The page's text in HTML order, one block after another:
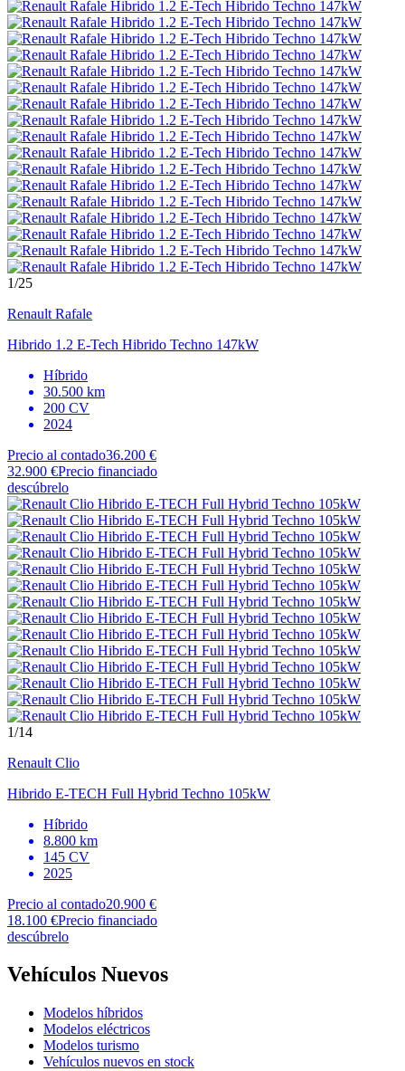
1/25
Renault Rafale
Hibrido 1.2 E-Tech Hibrido Techno 147kW
Híbrido
30.500 km
200 CV
2024
Precio al contado36.200 €
32.900 €Precio financiado
descúbrelo
1/14
Renault Clio
Hibrido E-TECH Full Hybrid Techno 105kW
Híbrido
8.800 km
145 CV
2025
Precio al contado20.900 €
18.100 €Precio financiado
descúbrelo
Vehículos Nuevos
Modelos híbridos
Modelos eléctricos
Modelos turismo
Vehículos nuevos en stock